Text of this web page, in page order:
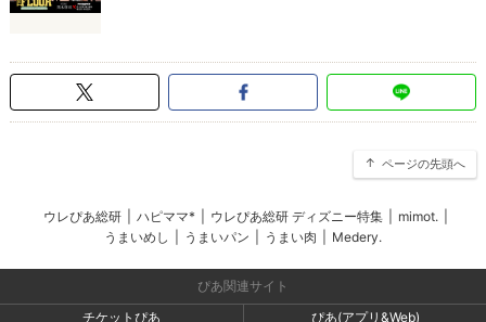
ページの先頭へ
ウレぴあ総研 ハピママ* ウレぴあ総研 ディズニー特集 mimot.
うまいめし
うまいパン うまい肉 Medery.
ぴあ関連サイト
チケットぴあ
ぴあ(アプリ&Web)